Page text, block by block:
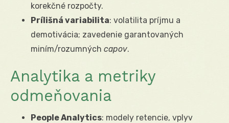
korekčné rozpočty.
Prílišná variabilita: volatilita príjmu a
demotivácia; zavedenie garantovaných
miním/rozumných capov.
Analytika a metriky
odmeňovania
People Analytics: modely retencie, vplyv